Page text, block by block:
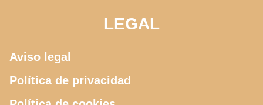
LEGAL
Aviso legal
Política de privacidad